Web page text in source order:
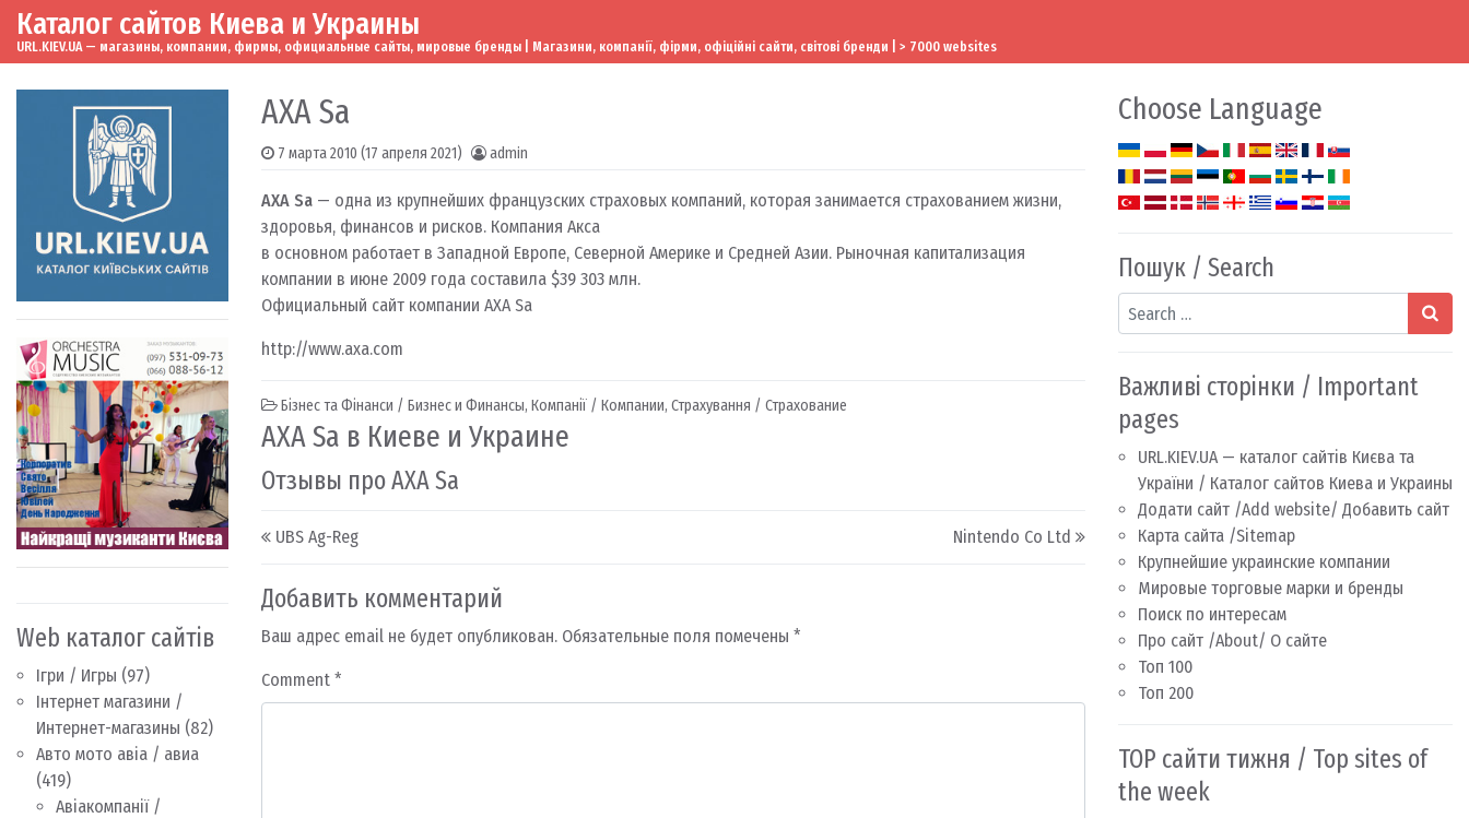
Skip to content
Main Navigation
Каталог сайтов Киева и Украины
URL.KIEV.UA — магазины, компании, фирмы, официальные сайты, мировые бренды | Магазини, компанії, фірми, офіційні сайти, світові бренди | > 7000 websites
Web каталог сайтів
Ігри / Игры (97)
Інтернет магазини /
Интернет-магазины (82)
Авто мото авіа / авиа
(419)
Авіакомпанії /
AXA Sa
7 марта 2010 (17 апреля 2021) admin
AXA Sa — одна из крупнейших французских страховых компаний, которая занимается страхованием жизни,
здоровья, финансов и рисков. Компания Акса
в основном работает в Западной Европе, Северной Америке и Средней Азии. Рыночная капитализация
компании в июне 2009 года составила $39 303 млн.
Официальный сайт компании AXA Sa
http://www.axa.com
Бізнес та Фінанси / Бизнес и Финансы, Компанії / Компании, Страхування / Страхование
AXA Sa в Киеве и Украине
Отзывы про AXA Sa
Post navigation
UBS Ag-Reg Nintendo Co Ltd
Добавить комментарий
Ваш адрес email не будет опубликован. Обязательные поля помечены *
Comment *
Choose Language
Пошук / Search
Search
Важливі сторінки / Important
pages
URL.KIEV.UA — каталог сайтів Києва та
України / Каталог сайтов Киева и Украины
Додати сайт /Add website/ Добавить сайт
Карта сайта /Sitemap
Крупнейшие украинские компании
Мировые торговые марки и бренды
Поиск по интересам
Про сайт /About/ О сайте
Топ 100
Топ 200
TOP сайти тижня / Top sites of
the week